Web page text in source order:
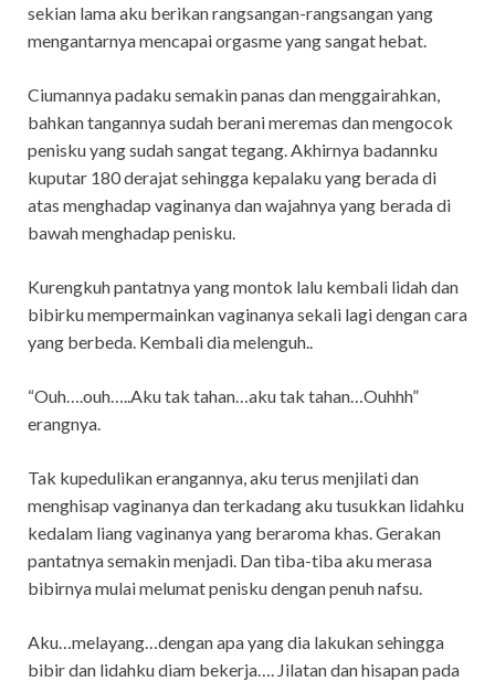
sekian lama aku berikan rangsangan-rangsangan yang
mengantarnya mencapai orgasme yang sangat hebat.
Ciumannya padaku semakin panas dan menggairahkan,
bahkan tangannya sudah berani meremas dan mengocok
penisku yang sudah sangat tegang. Akhirnya badannku
kuputar 180 derajat sehingga kepalaku yang berada di
atas menghadap vaginanya dan wajahnya yang berada di
bawah menghadap penisku.
Kurengkuh pantatnya yang montok lalu kembali lidah dan
bibirku mempermainkan vaginanya sekali lagi dengan cara
yang berbeda. Kembali dia melenguh..
“Ouh….ouh…..Aku tak tahan…aku tak tahan…Ouhhh”
erangnya.
Tak kupedulikan erangannya, aku terus menjilati dan
menghisap vaginanya dan terkadang aku tusukkan lidahku
kedalam liang vaginanya yang beraroma khas. Gerakan
pantatnya semakin menjadi. Dan tiba-tiba aku merasa
bibirnya mulai melumat penisku dengan penuh nafsu.
Aku…melayang…dengan apa yang dia lakukan sehingga
bibir dan lidahku diam bekerja…. Jilatan dan hisapan pada